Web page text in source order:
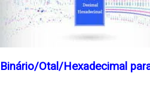
Binário/Otal/Hexadecimal